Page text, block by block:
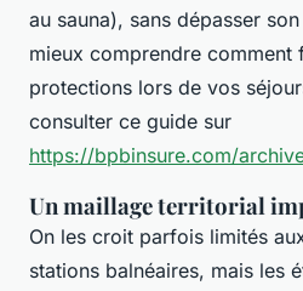
au sauna), sans dépasser
mieux comprendre comment
protections lors de vos
consulter ce guide sur
https://bpbinsure.com/
Un maillage territorial
On les croit parfois limités
stations balnéaires, mais les